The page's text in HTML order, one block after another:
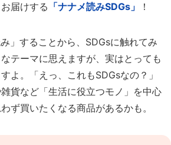
届けする 「ナナメ読みSDGs」 ！
」することから、SDGsに触れてみ
テーマに思えますが、実はとっても
よ。「えっ、これもSDGsなの？」
貨など「生活に役立つモノ」を中心
ず買いたくなる商品があるかも。